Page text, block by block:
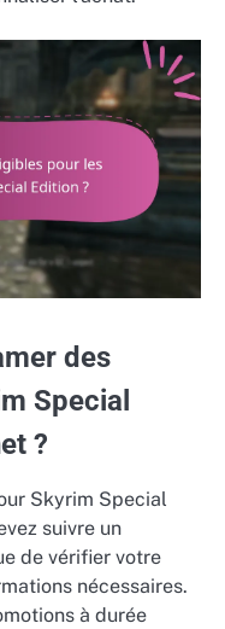
des
Special
?
Skyrim Special
suivre un
de vérifier votre
nécessaires.
à durée